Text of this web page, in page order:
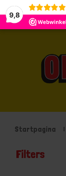
9,8
Startpagina
Filters